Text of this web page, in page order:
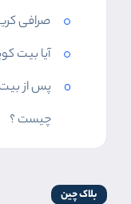
صرافی
آیا بیت
پس از
چیست ؟
بلاک چین